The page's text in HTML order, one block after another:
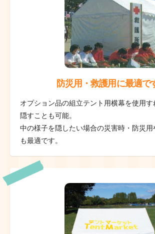
防災用・救護用に最適で
オプション品の組立テント用横幕を使用
隠すことも可能。
中の様子を隠したい場合の災害時・防災用
も最適です。